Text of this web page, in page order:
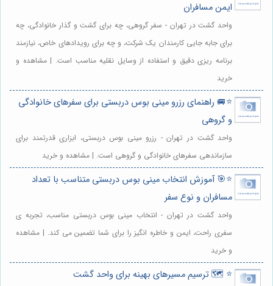
ایمن مسافران
واحد گشت در تهران - سفر گروهی، چه برای گشت و گذار خانوادگی، چه
برای جابه جایی کارمندان یک شرکت، و چه برای رویدادهای خاص، نیازمند
برنامه ریزی دقیق و استفاده از وسایل نقلیه مناسب است. | مشاهده و
خرید
⭐️🚐 راهنمای رزرو مینی بوس دربستی برای سفرهای خانوادگی
و گروهی
واحد گشت در تهران - رزرو مینی بوس دربستی، ابزاری قدرتمند برای
سازماندهی سفرهای خانوادگی و گروهی است. | مشاهده و خرید
⭐️🎯 آموزش انتخاب مینی بوس دربستی متناسب با تعداد
مسافران و نوع سفر
واحد گشت در تهران - انتخاب مینی بوس دربستی مناسب، تجربه ی
سفری راحت، ایمن و خاطره انگیز را برای شما تضمین می کند. | مشاهده
و خرید
⭐️ 🗺️ ترسیم مسیرهای بهینه برای واحد گشت